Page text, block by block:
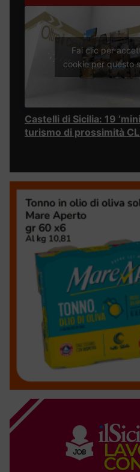
Fai clic per
cookie per questo
Castelli di Sicilia: 19
turismo di prossimità